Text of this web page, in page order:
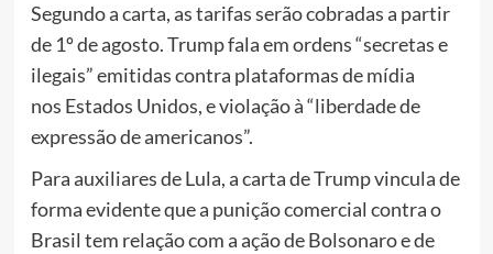
Segundo a carta, as tarifas serão cobradas a partir
de 1º de agosto. Trump fala em ordens “secretas e
ilegais” emitidas contra plataformas de mídia
nos Estados Unidos, e violação à “liberdade de
expressão de americanos”.
Para auxiliares de Lula, a carta de Trump vincula de
forma evidente que a punição comercial contra o
Brasil tem relação com a ação de Bolsonaro e de